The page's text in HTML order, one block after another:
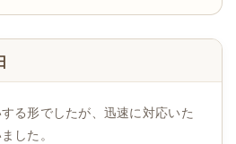
る形でしたが、迅速に対応いた
した。